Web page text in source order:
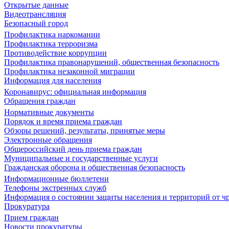
Открытые данные
Видеотрансляция
Безопасный город
Профилактика наркомании
Профилактика терроризма
Противодействие коррупции
Профилактика правонарушений, общественная безопасность
Профилактика незаконной миграции
Информация для населения
Коронавирус: официальная информация
Обращения граждан
Нормативные документы
Порядок и время приема граждан
Обзоры решений, результаты, принятые меры
Электронные обращения
Общероссийский день приема граждан
Муниципальные и государственные услуги
Гражданская оборона и общественная безопасность
Информационные бюллетени
Телефоны экстренных служб
Информация о состоянии защиты населения и территорий от
Прокуратура
Прием граждан
Новости прокуратуры